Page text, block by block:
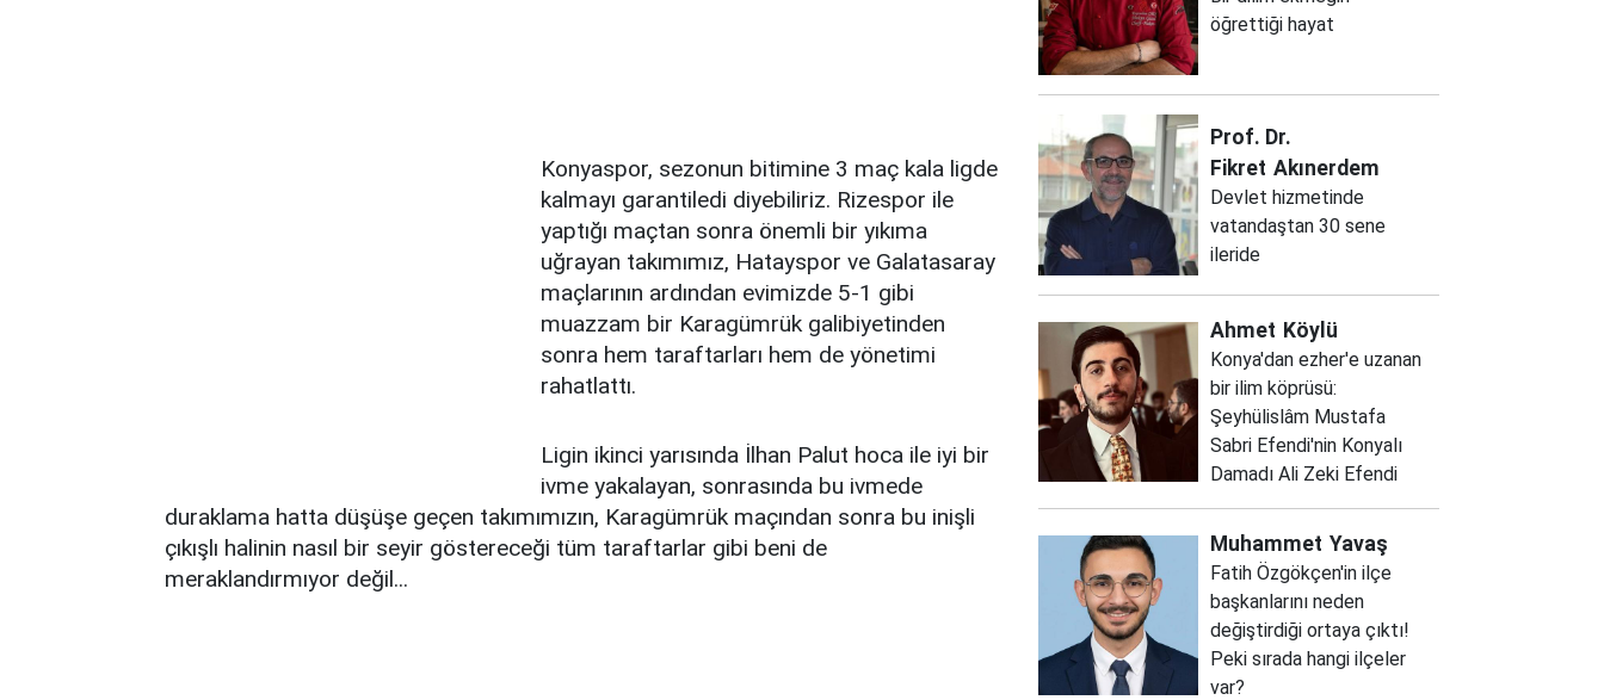
Konyaspor, sezonun bitimine 3 maç kala ligde
kalmayı garantiledi diyebiliriz. Rizespor ile
yaptığı maçtan sonra önemli bir yıkıma
uğrayan takımımız, Hatayspor ve Galatasaray
maçlarının ardından evimizde 5-1 gibi
muazzam bir Karagümrük galibiyetinden
sonra hem taraftarları hem de yönetimi
rahatlattı.
Ligin ikinci yarısında İlhan Palut hoca ile iyi bir
ivme yakalayan, sonrasında bu ivmede
duraklama hatta düşüşe geçen takımımızın, Karagümrük maçından sonra bu inişli
çıkışlı halinin nasıl bir seyir göstereceği tüm taraftarlar gibi beni de
meraklandırmıyor değil...
öğrettiği hayat
Prof. Dr.
Fikret Akınerdem
Devlet hizmetinde
vatandaştan 30 sene
ileride
Ahmet Köylü
Konya'dan ezher'e uzanan
bir ilim köprüsü:
Şeyhülislâm Mustafa
Sabri Efendi'nin Konyalı
Damadı Ali Zeki Efendi
Muhammet Yavaş
Fatih Özgökçen'in ilçe
başkanlarını neden
değiştirdiği ortaya çıktı!
Peki sırada hangi ilçeler
var?